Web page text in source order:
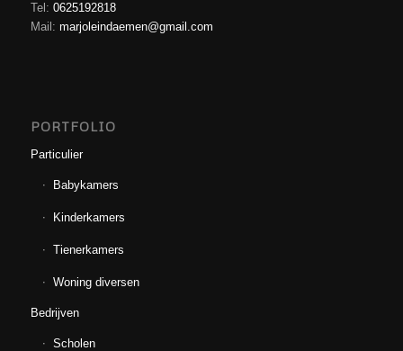
Tel: 0625192818
Mail: marjoleindaemen@gmail.com
PORTFOLIO
Particulier
Babykamers
Kinderkamers
Tienerkamers
Woning diversen
Bedrijven
Scholen